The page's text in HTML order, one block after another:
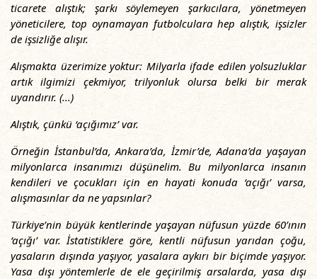
ticarete alıştık; şarkı söylemeyen şarkıcılara, yönetmeyen
yöneticilere, top oynamayan futbolculara hep alıştık, işsizler
de işsizliğe alışır.
Alışmakta üzerimize yoktur: Milyarla ifade edilen yolsuzluklar
artık ilgimizi çekmiyor, trilyonluk olursa belki bir merak
uyandırır. (...)
Alıştık, çünkü ‘açığımız’ var.
Örneğin İstanbul’da, Ankara’da, İzmir’de, Adana’da yaşayan
milyonlarca insanımızı düşünelim. Bu milyonlarca insanın
kendileri ve çocukları için en hayati konuda ‘açığı’ varsa,
alışmasınlar da ne yapsınlar?
Türkiye’nin büyük kentlerinde yaşayan nüfusun yüzde 60’ının
‘açığı’ var. İstatistiklere göre, kentli nüfusun yarıdan çoğu,
yasaların dışında yaşıyor, yasalara aykırı bir biçimde yaşıyor.
Yasa dışı yöntemlerle de ele geçirilmiş arsalarda, yasa dışı